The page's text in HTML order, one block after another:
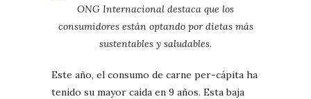
ONG Internacional destaca que los
consumidores están optando por dietas más
sustentables y saludables.
Este año, el consumo de carne per-cápita ha
tenido su mayor caída en 9 años. Esta baja